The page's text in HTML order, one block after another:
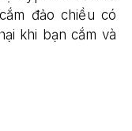
đảo chiều có
khi bạn cắm và